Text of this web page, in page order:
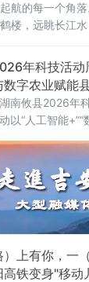
航的每一个角
楼，远眺长江
年科技活动
数字农业赋能
南攸县2026年
以“人工智能+”“
好强科创兴产业
攸县在科技创
和智慧教育领
质量发展注入了
）上有你，一
高铁变身"移动